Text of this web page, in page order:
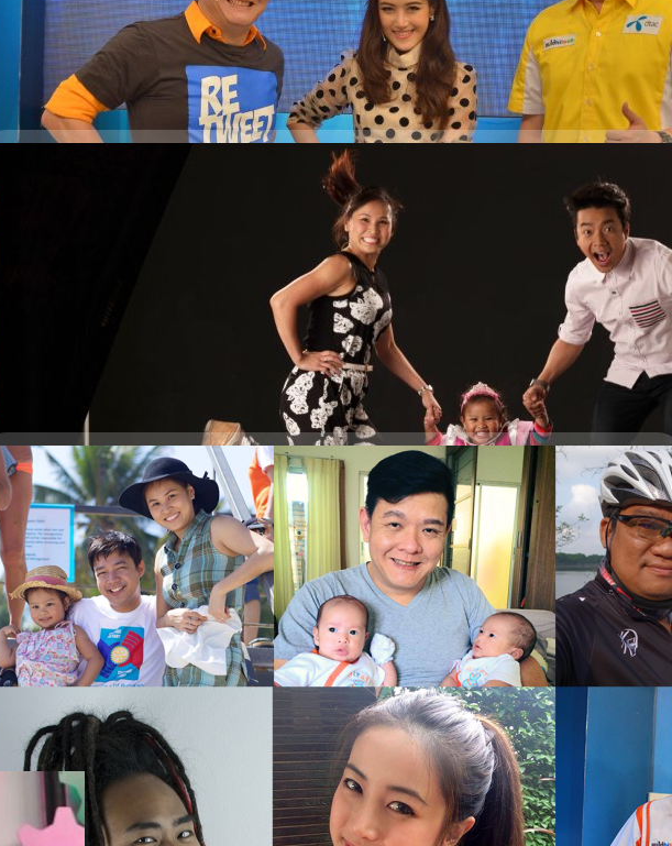
Chayanon Nensangtham| 4522 days ago
Read More
หนุ่ย พงศ์สุข ปลื้ม “อยู่นี่” กำลังจะมีน้องแล้วจ้า!!!
เช้าวันนี้ (5/03/57) เวลา 9 โมงเช้าโดยประมาณ "นายห้าง" คุณหนุ่ย พงศ์สุข หิรัญพฤกษ์ ได้โพสข้อความ
ผ่านสื่อ SocialMedia ส่วนตัว IG TW FB @nuishow ว่า
14/02/2014
บทเพลงรักสุดซึ้ง ตรึงใจพิธีกร
ต้อนรับวันวาเลนไทน์ด้วยบทเพลงรัก ที่ตราตรึงในหัวใจของเหล่าพิธีกรรายการแบไต๋มามาให้ทุกๆท่านได้รับ
ฟังกัน ใครเป็นใคร ซึ้งใจแค่ไหน ไปติดตามกัน